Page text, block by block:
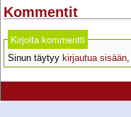
Kommentit
Kirjoita kommentti
Sinun täytyy kirjautua sisään